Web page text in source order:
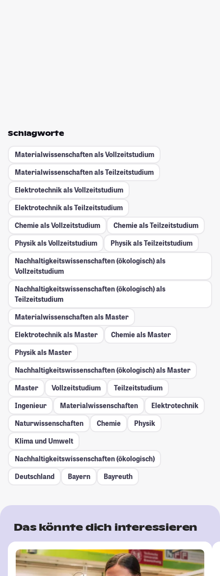
Schlagworte
Materialwissenschaften als Vollzeitstudium
Materialwissenschaften als Teilzeitstudium
Elektrotechnik als Vollzeitstudium
Elektrotechnik als Teilzeitstudium
Chemie als Vollzeitstudium
Chemie als Teilzeitstudium
Physik als Vollzeitstudium
Physik als Teilzeitstudium
Nachhaltigkeitswissenschaften (ökologisch) als
Vollzeitstudium
Nachhaltigkeitswissenschaften (ökologisch) als
Teilzeitstudium
Materialwissenschaften als Master
Elektrotechnik als Master
Chemie als Master
Physik als Master
Nachhaltigkeitswissenschaften (ökologisch) als Master
Master
Vollzeitstudium
Teilzeitstudium
Ingenieur
Materialwissenschaften
Elektrotechnik
Naturwissenschaften
Chemie
Physik
Klima und Umwelt
Nachhaltigkeitswissenschaften (ökologisch)
Deutschland
Bayern Bayreuth
Das könnte dich interessieren